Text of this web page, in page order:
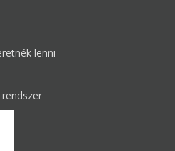
lenni